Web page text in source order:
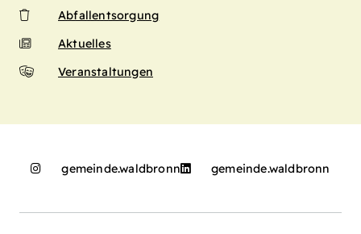
Abfallentsorgung
Aktuelles
Veranstaltungen
gemeinde.waldbronn gemeinde.waldbronn